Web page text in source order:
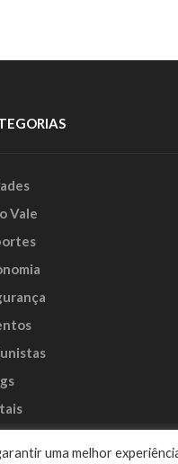
Vale
uma melhor